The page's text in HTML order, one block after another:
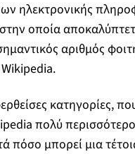
ηλεκτρονικής
οποία
αριθμός
κατηγορίες,
πολύ
πόσο μπορεί μια